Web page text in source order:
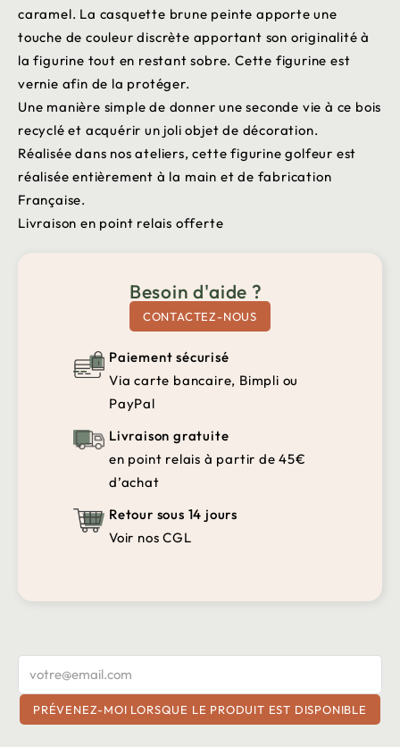
caramel. La casquette brune peinte apporte une
touche de couleur discrète apportant son originalité à
la figurine tout en restant sobre. Cette figurine est
vernie afin de la protéger.
Une manière simple de donner une seconde vie à ce bois
recyclé et acquérir un joli objet de décoration.
Réalisée dans nos ateliers, cette figurine golfeur est
réalisée entièrement à la main et de fabrication
Française.
Livraison en point relais offerte
Besoin d'aide ?
CONTACTEZ-NOUS
Paiement sécurisé
Via carte bancaire, Bimpli ou
PayPal
Livraison gratuite
en point relais à partir de 45€
d’achat
Retour sous 14 jours
Voir nos CGL
PRÉVENEZ-MOI LORSQUE LE PRODUIT EST DISPONIBLE